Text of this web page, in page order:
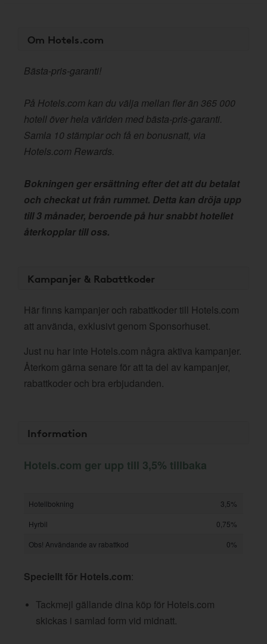
Om Hotels.com
Bästa-pris-garanti!
På Hotels.com kan du välja mellan fler än 365 000
hotell över hela världen med bästa-pris-garanti.
Samla 10 stämplar och få en bonusnatt, via
Hotels.com Rewards.
Bokningen ger ersättning efter det att du betalat
och checkat ut från rummet. Detta kan dröja upp
till 3 månader, beroende på hur snabbt hotellet
återkopplar till oss.
Kampanjer & Rabattkoder
Här finns kampanjer och rabattkoder till Hotels.com
att använda, exklusivt genom Sponsorhuset.
Just nu har inte Hotels.com några aktiva kampanjer.
Återkom gärna senare för att ta del av kampanjer,
rabattkoder och bra erbjudanden.
Information
Hotels.com ger upp till 3,5% tillbaka
Hotellbokning
3,5%
Hyrbil
0,75%
Obs! Användande av rabattkod
0%
Speciellt för Hotels.com:
Tackmejl gällande dina köp för Hotels.com
skickas i samlad form vid midnatt.